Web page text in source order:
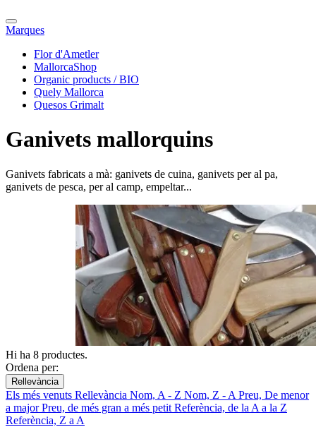
Marques
Flor d'Ametler
MallorcaShop
Organic products / BIO
Quely Mallorca
Quesos Grimalt
Ganivets mallorquins
Ganivets fabricats a mà: ganivets de cuina, ganivets per al pa,
ganivets de pesca, per al camp, empeltar...
Hi ha 8 productes.
Ordena per:
Rellevància
Els més venuts Rellevància Nom, A - Z Nom, Z - A Preu, De menor
a majorPreu, de més gran a més petit Referència, de la A a la Z
Referència, Z a A